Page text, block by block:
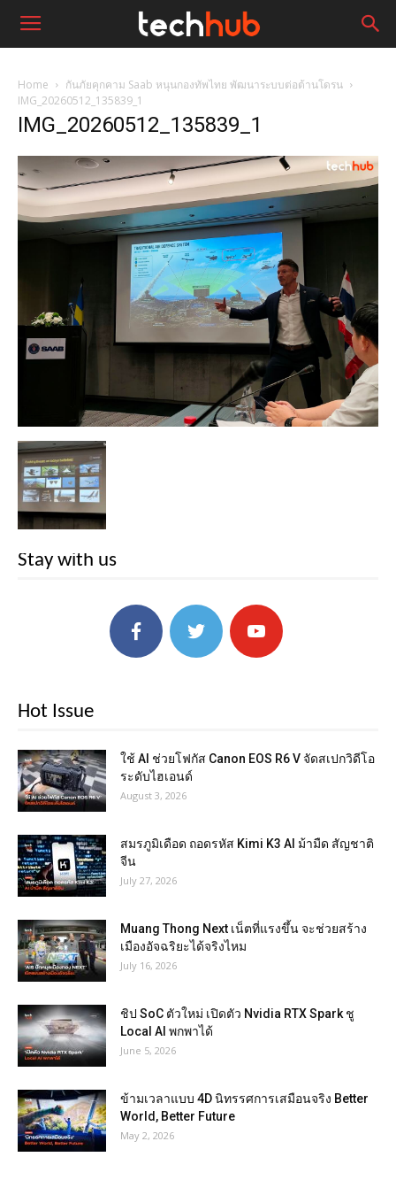
Home
กันภัยคุกคาม Saab หนุนกองทัพไทย พัฒนาระบบต่อต้านโดรน
IMG_20260512_135839_1
IMG_20260512_135839_1
Stay with us
Hot Issue
ใช้ AI ช่วยโฟกัส Canon EOS R6 V จัดสเปกวิดีโอ
ระดับไฮเอนด์
August 3, 2026
สมรภูมิเดือด ถอดรหัส Kimi K3 AI ม้ามืด สัญชาติ
จีน
July 27, 2026
Muang Thong Next เน็ตที่แรงขึ้น จะช่วยสร้าง
เมืองอัจฉริยะได้จริงไหม
July 16, 2026
ชิป SoC ตัวใหม่ เปิดตัว Nvidia RTX Spark ชู
Local AI พกพาได้
June 5, 2026
ข้ามเวลาแบบ 4D นิทรรศการเสมือนจริง Better
World, Better Future
May 2, 2026